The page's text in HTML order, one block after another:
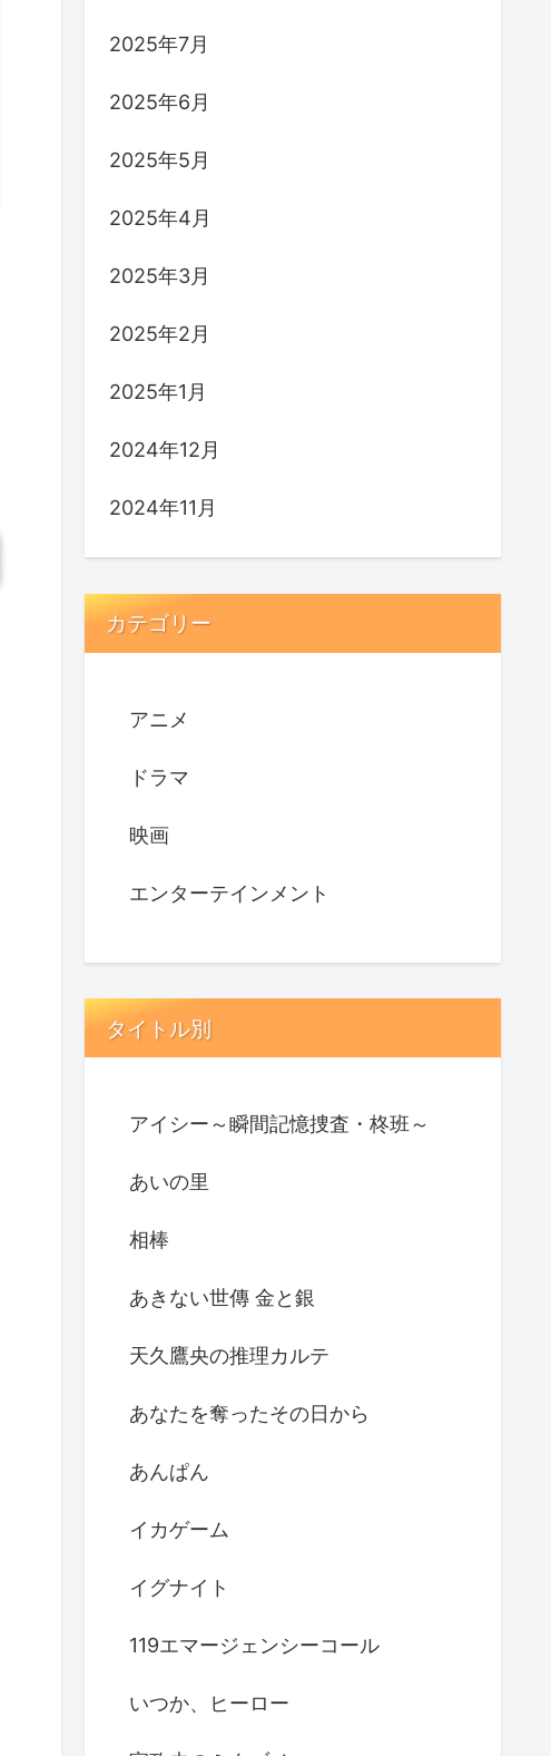
2025年7月
2025年6月
2025年5月
2025年4月
2025年3月
2025年2月
2025年1月
2024年12月
2024年11月
カテゴリー
アニメ
ドラマ
映画
エンターテインメント
タイトル別
アイシー～瞬間記憶捜査・柊班～
あいの里
相棒
あきない世傳 金と銀
天久鷹央の推理カルテ
あなたを奪ったその日から
あんぱん
イカゲーム
イグナイト
119エマージェンシーコール
いつか、ヒーロー